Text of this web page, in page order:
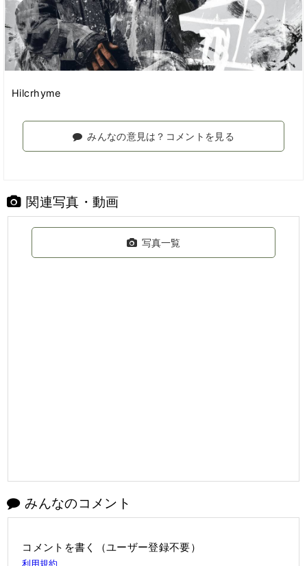
Hilcrhyme
みんなの意見は？コメントを見る
関連写真・動画
写真一覧
みんなのコメント
コメントを書く（ユーザー登録不要）